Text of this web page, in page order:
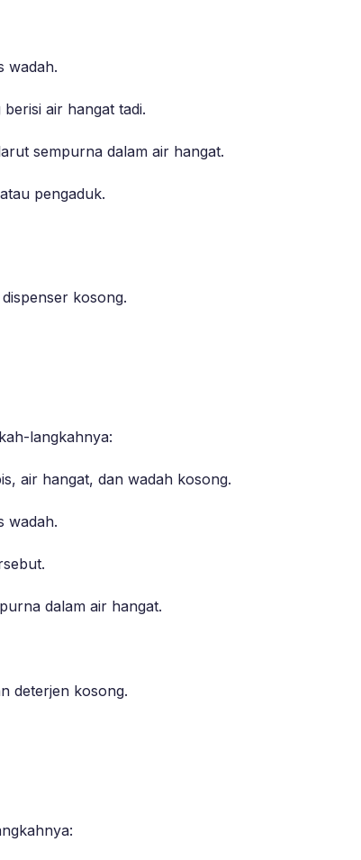
wadah.
air hangat tadi.
sempurna dalam air hangat.
pengaduk.
kosong.
langkahnya:
air hangat, dan wadah kosong.
wadah.
dalam air hangat.
deterjen kosong.